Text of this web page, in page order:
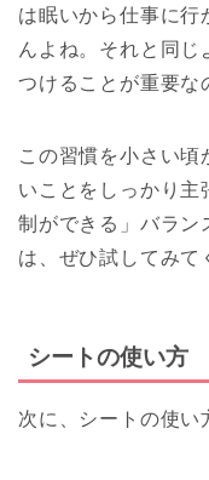
は眠いから仕事に行
んよね。それと同じ
つけることが重要な
この習慣を小さい頃
いことをしっかり主
制ができる」バラン
は、ぜひ試してみて
シートの使い方
次に、シートの使い